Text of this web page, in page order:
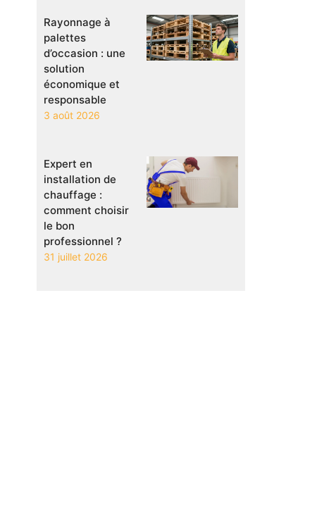
Rayonnage à
palettes
d’occasion : une
solution
économique et
responsable
3 août 2026
Expert en
installation de
chauffage :
comment choisir
le bon
professionnel ?
31 juillet 2026